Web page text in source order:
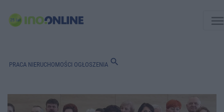
PRACA NIERUCHOMOŚCI OGŁOSZENIA search